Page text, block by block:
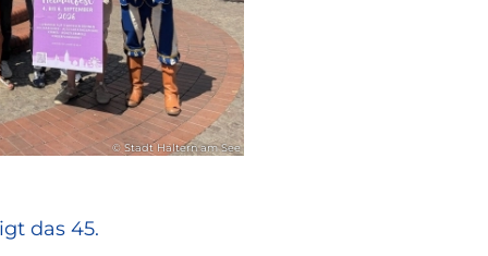
© Stadt Haltern am See
das 45.